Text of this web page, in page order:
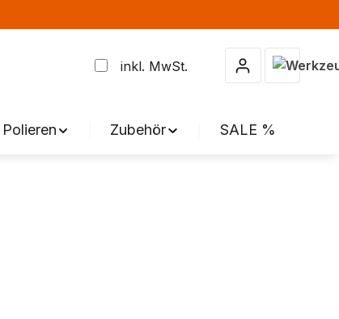
inkl. MwSt.
Zubehör SALE %